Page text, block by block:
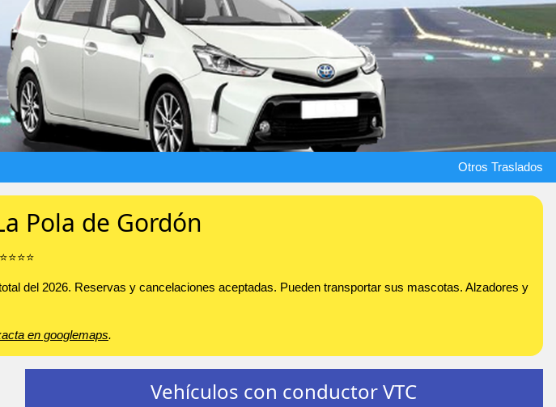
Otros Traslados
Pola de Gordón
del 2026. Reservas y cancelaciones aceptadas. Pueden transportar sus mascotas. Alzadores y
en googlemaps.
Vehículos con conductor VTC